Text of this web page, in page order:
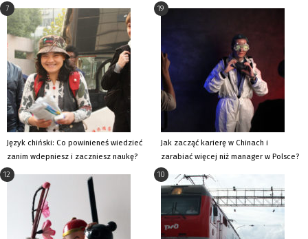
Język chiński: Co powinieneś wiedzieć
zanim wdepniesz i zaczniesz naukę?
7
Jak zacząć karierę w Chinach i
zarabiać więcej niż manager w Polsce?
19
12 10